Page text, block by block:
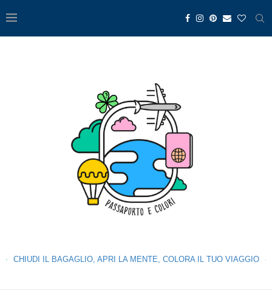
CHIUDI IL BAGAGLIO, APRI LA MENTE, COLORA IL TUO VIAGGIO